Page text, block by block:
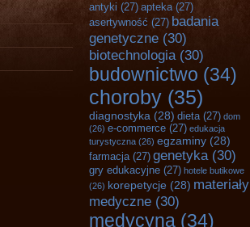
antyki (27) apteka(27)
asertywność (27) badania
genetyczne (30)
biotechnologia(30)
budownictwo (34)
choroby (35)
diagnostyka (28) dieta(27) dom
(26) e-commerce (27) edukacja
turystyczna (26) egzaminy (28)
farmacja(27) genetyka(30)
gry edukacyjne (27) hotele butikowe
(26) korepetycje (28) materiały
medyczne (30)
medycyna (34)